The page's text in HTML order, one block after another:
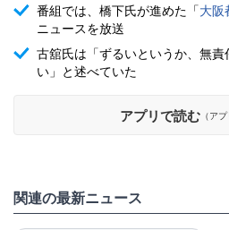
番組では、橋下氏が進めた「大阪
ニュースを放送
古舘氏は「ずるいというか、無
い」と述べていた
アプリで読む （ア
関連の最新ニュース